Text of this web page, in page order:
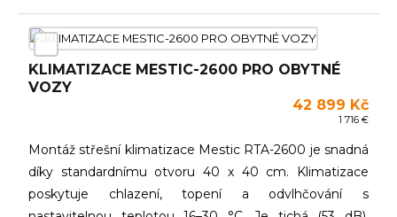
KLIMATIZACE MESTIC-2600 PRO OBYTNÉ
VOZY
42 899 Kč
1 716 €
Montáž střešní klimatizace Mestic RTA-2600 je snadná
díky standardnímu otvoru 40 x 40 cm. Klimatizace
poskytuje chlazení, topení a odvlhčování s